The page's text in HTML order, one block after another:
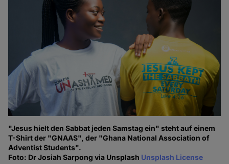
"Jesus hielt den Sabbat jeden Samstag ein" steht auf einem
T-Shirt der "GNAAS", der "Ghana National Association of
Adventist Students".
Foto: Dr Josiah Sarpong via Unsplash Unsplash License